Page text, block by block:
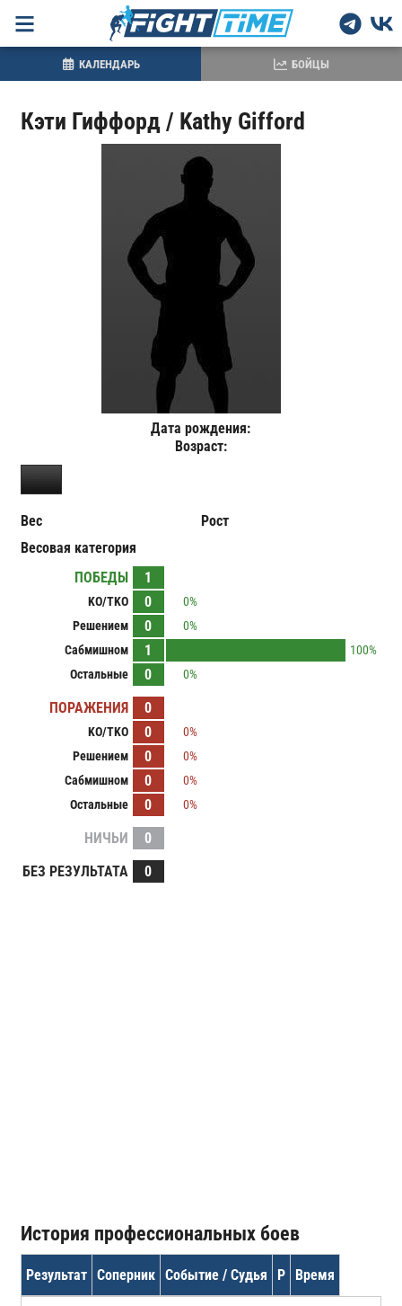
Кэти Гиффорд / Kathy Gifford
Дата рождения:
Возраст:
Вес
Рост
Весовая категория
ПОБЕДЫ
1
KO/TKO 0
0%
Решением
0
0%
Сабмишном
1
100%
Остальные
0 0%
ПОРАЖЕНИЯ 0
KO/TKO 0
0%
Решением
0
0%
Сабмишном
0
0%
Остальные
0 0%
НИЧЬИ
0
БЕЗ РЕЗУЛЬТАТА
0
История профессиональных боев
Результат Соперник Событие / Судья Р Время
КАЛЕНДАРЬ БОЙЦЫ